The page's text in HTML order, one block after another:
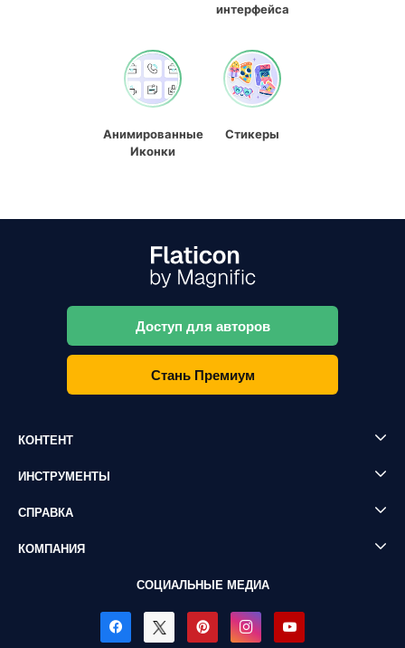
интерфейса
Анимированные
Иконки
Стикеры
Доступ для авторов
Стань Премиум
КОНТЕНТ
ИНСТРУМЕНТЫ
СПРАВКА
КОМПАНИЯ
СОЦИАЛЬНЫЕ МЕДИА